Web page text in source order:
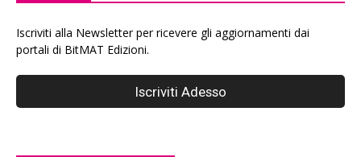
Iscriviti alla Newsletter per ricevere gli aggiornamenti dai
portali di BitMAT Edizioni.